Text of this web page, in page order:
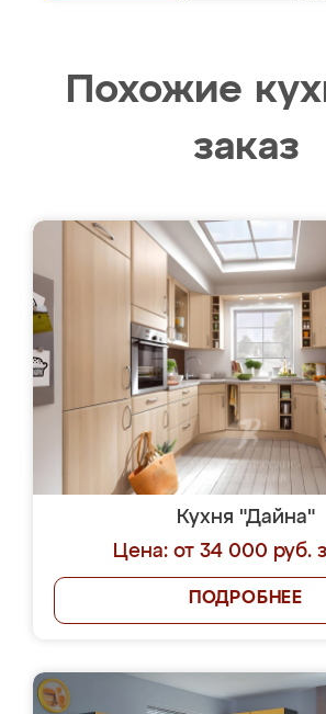
Похожие
заказ
Кухня "Дайна"
Цена: от 34 000 руб.
ПОДРОБНЕЕ